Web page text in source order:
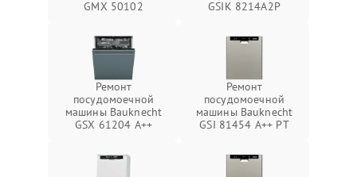
GMX 50102
GSIK 8214A2P
Ремонт
посудомоечной
машины Bauknecht
GSX 61204 A++
Ремонт
посудомоечной
машины Bauknecht
GSI 81454 A++ PT